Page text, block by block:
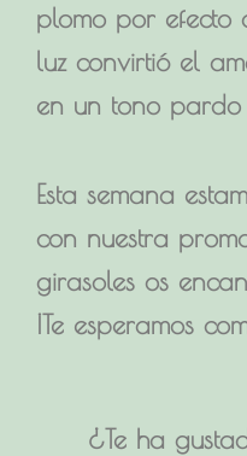
plomo por efecto
luz convirtió el
en un tono pardo
Esta semana
con nuestra
girasoles os
¡Te esperamos
¿Te ha